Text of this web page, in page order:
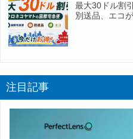
最大30ドル割
別送品、エコ
注目記事